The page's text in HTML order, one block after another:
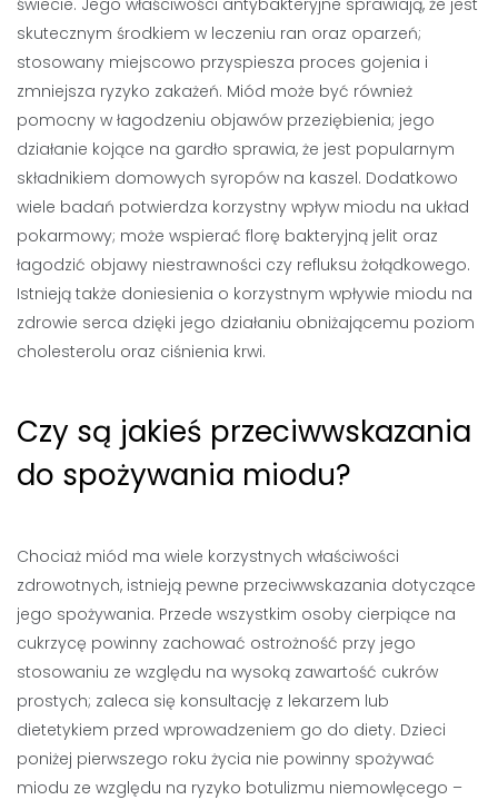
świecie. Jego właściwości antybakteryjne sprawiają, że jest
skutecznym środkiem w leczeniu ran oraz oparzeń;
stosowany miejscowo przyspiesza proces gojenia i
zmniejsza ryzyko zakażeń. Miód może być również
pomocny w łagodzeniu objawów przeziębienia; jego
działanie kojące na gardło sprawia, że jest popularnym
składnikiem domowych syropów na kaszel. Dodatkowo
wiele badań potwierdza korzystny wpływ miodu na układ
pokarmowy; może wspierać florę bakteryjną jelit oraz
łagodzić objawy niestrawności czy refluksu żołądkowego.
Istnieją także doniesienia o korzystnym wpływie miodu na
zdrowie serca dzięki jego działaniu obniżającemu poziom
cholesterolu oraz ciśnienia krwi.
Czy są jakieś przeciwwskazania
do spożywania miodu?
Chociaż miód ma wiele korzystnych właściwości
zdrowotnych, istnieją pewne przeciwwskazania dotyczące
jego spożywania. Przede wszystkim osoby cierpiące na
cukrzycę powinny zachować ostrożność przy jego
stosowaniu ze względu na wysoką zawartość cukrów
prostych; zaleca się konsultację z lekarzem lub
dietetykiem przed wprowadzeniem go do diety. Dzieci
poniżej pierwszego roku życia nie powinny spożywać
miodu ze względu na ryzyko botulizmu niemowlęcego –